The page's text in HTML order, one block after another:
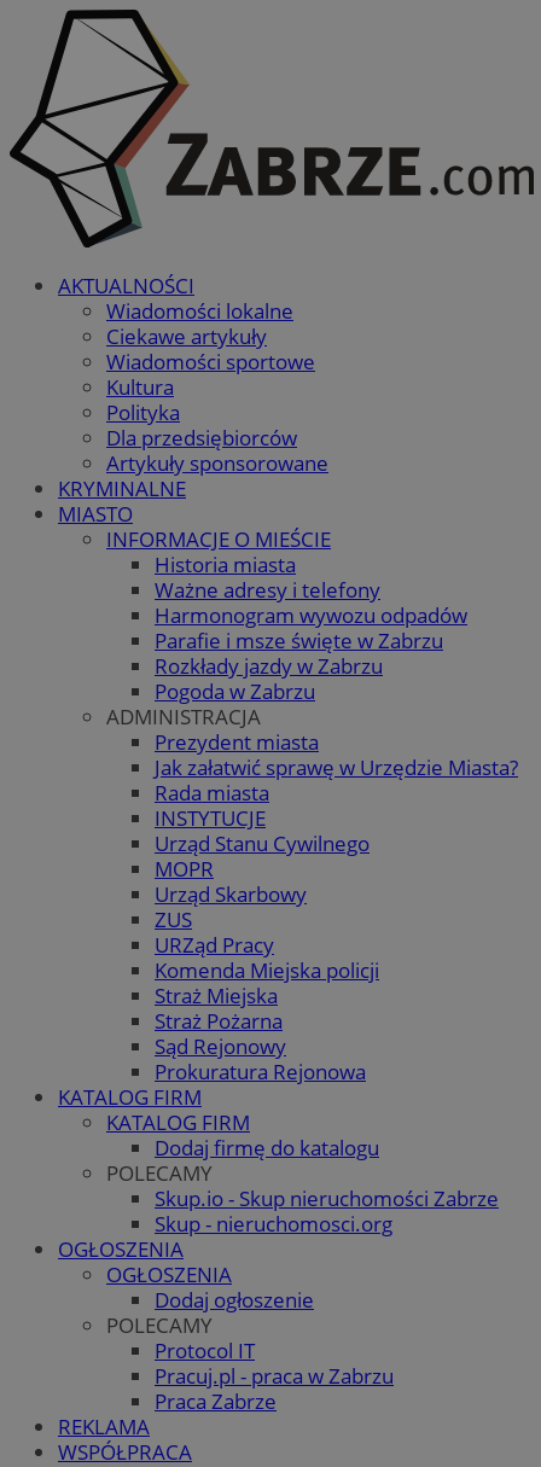
AKTUALNOŚCI
Wiadomości lokalne
Ciekawe artykuły
Wiadomości sportowe
Kultura
Polityka
Dla przedsiębiorców
Artykuły sponsorowane
KRYMINALNE
MIASTO
INFORMACJE O MIEŚCIE
Historia miasta
Ważne adresy i telefony
Harmonogram wywozu odpadów
Parafie i msze święte w Zabrzu
Rozkłady jazdy w Zabrzu
Pogoda w Zabrzu
ADMINISTRACJA
Prezydent miasta
Jak załatwić sprawę w Urzędzie Miasta?
Rada miasta
INSTYTUCJE
Urząd Stanu Cywilnego
MOPR
Urząd Skarbowy
ZUS
URZąd Pracy
Komenda Miejska policji
Straż Miejska
Straż Pożarna
Sąd Rejonowy
Prokuratura Rejonowa
KATALOG FIRM
KATALOG FIRM
Dodaj firmę do katalogu
POLECAMY
Skup.io - Skup nieruchomości Zabrze
Skup - nieruchomosci.org
OGŁOSZENIA
OGŁOSZENIA
Dodaj ogłoszenie
POLECAMY
Protocol IT
Pracuj.pl - praca w Zabrzu
Praca Zabrze
REKLAMA
WSPÓŁPRACA